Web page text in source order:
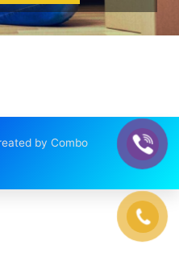
by Combo